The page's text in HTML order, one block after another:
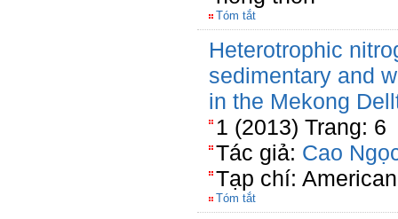
Tóm tắt
Heterotrophic
sedimentary and
in the Mekong
1 (2013) Trang: 6
Tác giả: Cao
Tạp chí:
Tóm tắt